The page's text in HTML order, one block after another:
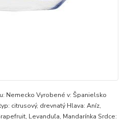
Nemecko Vyrobené v: Španielsko
citrusový, drevnatý Hlava: Aníz,
Levanduľa, Mandarínka Srdce: